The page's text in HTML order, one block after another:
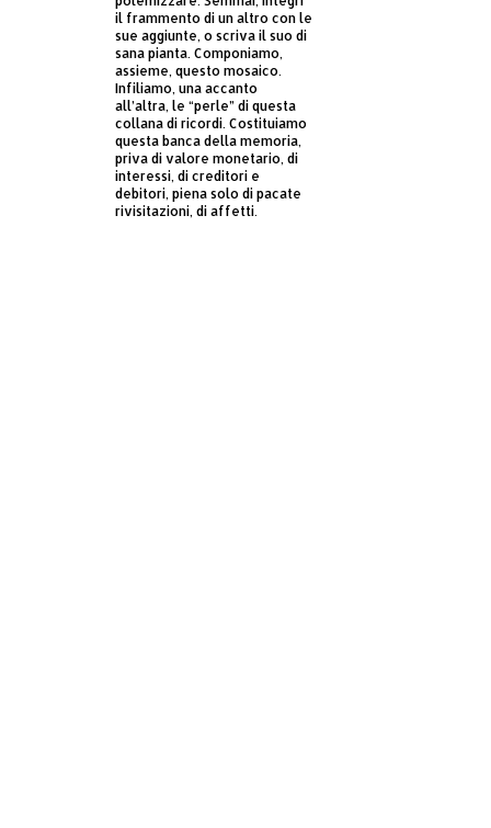
il frammento di un altro con le
sue aggiunte, o scriva il suo di
sana pianta. Componiamo,
assieme, questo mosaico.
Infiliamo, una accanto
all’altra, le “perle” di questa
collana di ricordi. Costituiamo
questa banca della memoria,
priva di valore monetario, di
interessi, di creditori e
debitori, piena solo di pacate
rivisitazioni, di affetti.